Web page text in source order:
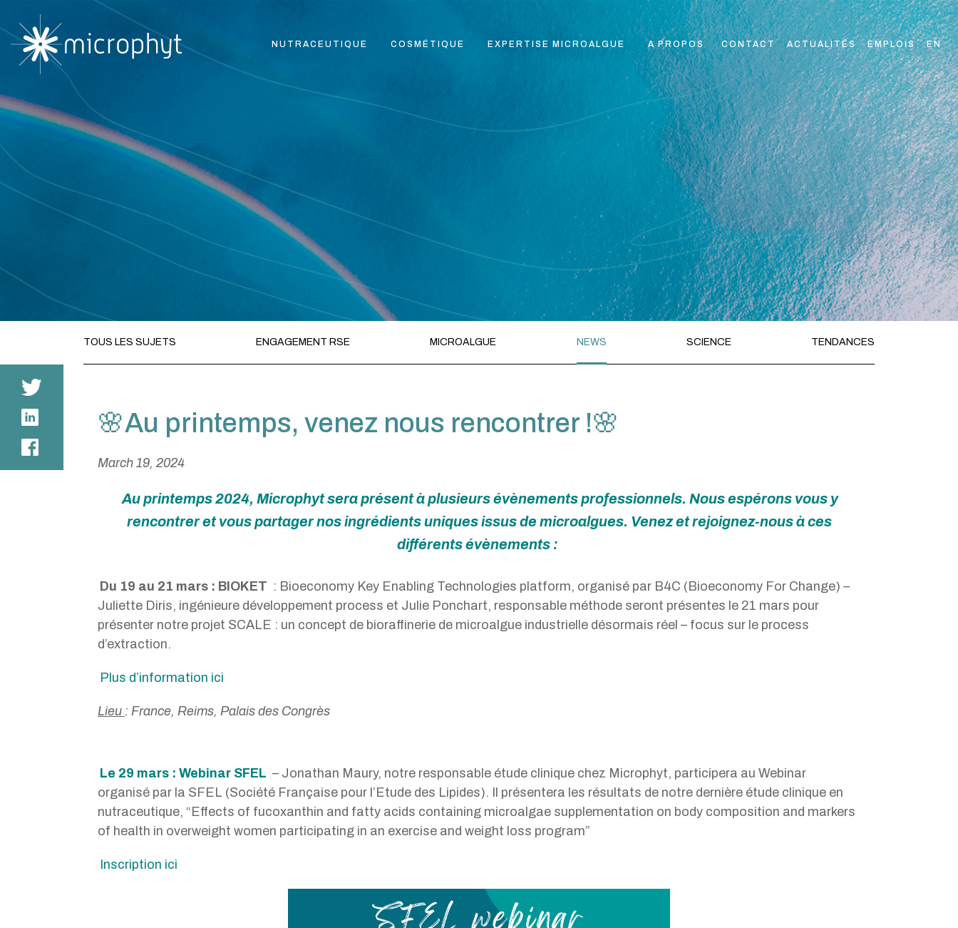
NUTRACEUTIQUE COSMÉTIQUE EXPERTISE MICROALGUE A PROPOS CONTACT ACTUALITÉS EMPLOIS EN
TOUS LES SUJETS ENGAGEMENT RSE MICROALGUE NEWS SCIENCE TENDANCES
🌸Au printemps, venez nous rencontrer !🌸
March 19, 2024
Au printemps 2024, Microphyt sera présent à plusieurs évènements professionnels. Nous espérons vous y
rencontrer et vous partager nos ingrédients uniques issus de microalgues. Venez et rejoignez-nous à ces
différents évènements :
Du 19 au 21 mars : BIOKET : Bioeconomy Key Enabling Technologies platform, organisé par B4C (Bioeconomy For Change) –
Juliette Diris, ingénieure développement process et Julie Ponchart, responsable méthode seront présentes le 21 mars pour
présenter notre projet SCALE : un concept de bioraffinerie de microalgue industrielle désormais réel – focus sur le process
d’extraction.
Plus d’information ici
Lieu : France, Reims, Palais des Congrès
Le 29 mars : Webinar SFEL – Jonathan Maury, notre responsable étude clinique chez Microphyt, participera au Webinar
organisé par la SFEL (Société Française pour l’Etude des Lipides). Il présentera les résultats de notre dernière étude clinique en
nutraceutique, “Effects of fucoxanthin and fatty acids containing microalgae supplementation on body composition and markers
of health in overweight women participating in an exercise and weight loss program”
Inscription ici